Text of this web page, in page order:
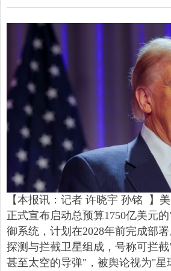
【本报讯：记者 许晓宇 孙铭 】
正式宣布启动总预算1750亿美元
御系统，计划在2028年前完成部
探测与拦截卫星组成，号称可拦
甚至太空的导弹"，被舆论视为"星